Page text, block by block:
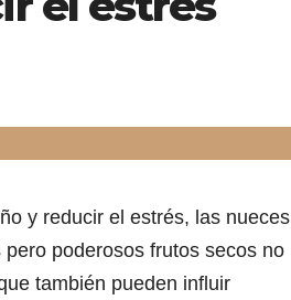
y reducir el estrés, las nueces
poderosos frutos secos no
también pueden influir